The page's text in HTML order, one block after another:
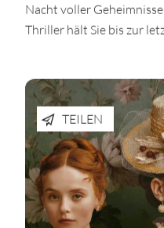
Nacht voller
Thriller hält Sie bis zur
TEILEN